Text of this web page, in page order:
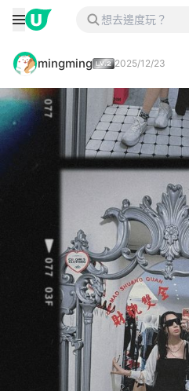
mingming 2025/12/23